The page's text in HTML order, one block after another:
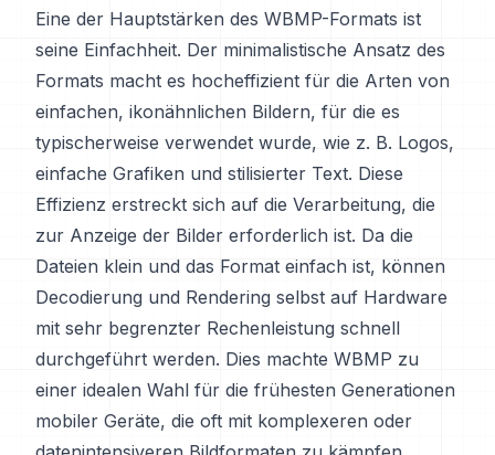
Eine der Hauptstärken des WBMP-Formats ist
seine Einfachheit. Der minimalistische Ansatz des
Formats macht es hocheffizient für die Arten von
einfachen, ikonähnlichen Bildern, für die es
typischerweise verwendet wurde, wie z. B. Logos,
einfache Grafiken und stilisierter Text. Diese
Effizienz erstreckt sich auf die Verarbeitung, die
zur Anzeige der Bilder erforderlich ist. Da die
Dateien klein und das Format einfach ist, können
Decodierung und Rendering selbst auf Hardware
mit sehr begrenzter Rechenleistung schnell
durchgeführt werden. Dies machte WBMP zu
einer idealen Wahl für die frühesten Generationen
mobiler Geräte, die oft mit komplexeren oder